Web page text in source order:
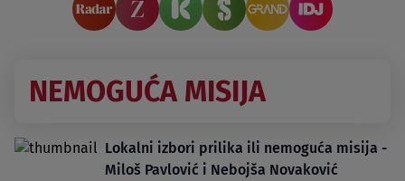
NEMOGUĆA MISIJA
Lokalni izbori prilika ili nemoguća misija -
Miloš Pavlović i Nebojša Novaković